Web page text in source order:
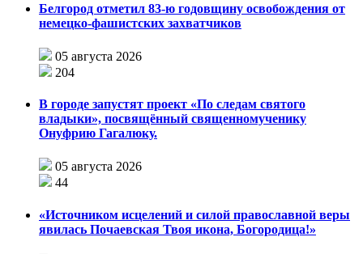
Белгород отметил 83-ю годовщину освобождения от
немецко-фашистских захватчиков
05 августа 2026
204
В городе запустят проект «По следам святого
владыки», посвящённый священномученику
Онуфрию Гагалюку.
05 августа 2026
44
«Источником исцелений и силой православной веры
явилась Почаевская Твоя икона, Богородица!»